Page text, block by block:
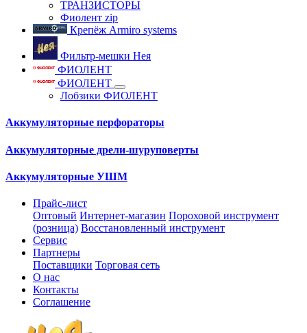
ТРАНЗИСТОРЫ
Фиолент zip
Крепёж Armiro systems
Фильтр-мешки Нея
ФИОЛЕНТ
ФИОЛЕНТ
Лобзики ФИОЛЕНТ
Аккумуляторные перфораторы
Аккумуляторные дрели-шуруповерты
Аккумуляторные УШМ
Прайс-лист
Оптовый Интернет-магазин Пороховой инструмент
(розница) Восстановленный инструмент
Сервис
Партнеры
Поставщики Торговая сеть
О нас
Контакты
Соглашение